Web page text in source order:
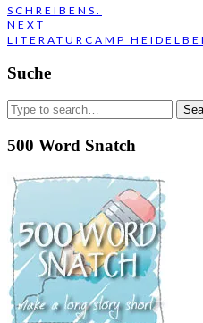
POST:
SCHREIBENS.
NEXT
NEXT
POST:
LITERATURCAMP
Suche
Search
for:
500 Word Snatch